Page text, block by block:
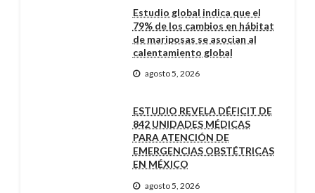
Estudio global indica que el
79% de los cambios en hábitat
de mariposas se asocian al
calentamiento global
agosto 5, 2026
ESTUDIO REVELA DÉFICIT DE
842 UNIDADES MÉDICAS
PARA ATENCIÓN DE
EMERGENCIAS OBSTÉTRICAS
EN MÉXICO
agosto 5, 2026